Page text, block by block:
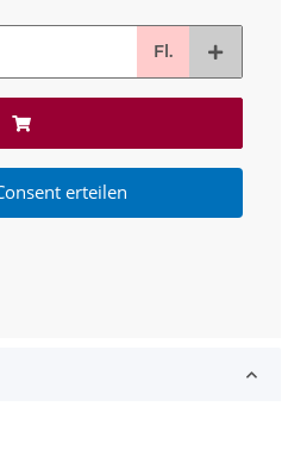
Fl.
erteilen